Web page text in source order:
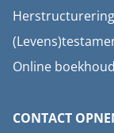
Herstructurering
Online
CONTACT